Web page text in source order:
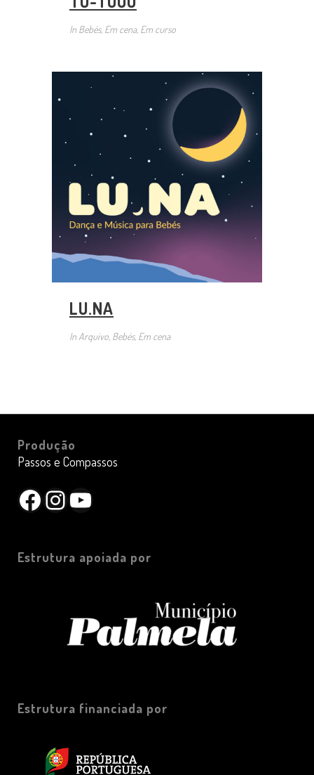
In Bebés, Em cena, Em curso
LU.NA
In Arquivo, Bebés, Em cena
Produção
Passos e Compassos
Facebook
Instagram
YouTube
Estrutura apoiada por
Estrutura financiada por